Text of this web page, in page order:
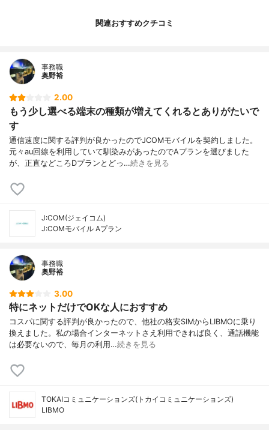
関連おすすめクチコミ
事務職
奥野裕
2.00
もう少し選べる端末の種類が増えてくれるとありがたいで
す
通信速度に関する評判が良かったのでJCOMモバイルを契約しました。
元々au回線を利用していて馴染みがあったのでAプランを選びました
が、正直などころDプランとどっ…続きを見る
J:COM(ジェイコム)
J:COMモバイル Aプラン
事務職
奥野裕
3.00
特にネットだけでOKな人におすすめ
コスパに関する評判が良かったので、他社の格安SIMからLIBMOに乗り
換えました。私の場合インターネットさえ利用できれば良く、通話機能
は必要ないので、毎月の利用…続きを見る
TOKAIコミュニケーションズ(トカイコミュニケーションズ)
LIBMO